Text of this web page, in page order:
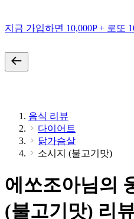
지금 가입하면 10,000P + 로또
음식 리뷰
다이어트
닭가슴살
소시지 (불고기맛)
에쏘조아님의
(불고기맛) 리